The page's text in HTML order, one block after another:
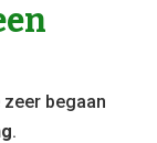
begaan
.